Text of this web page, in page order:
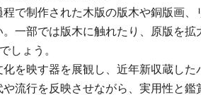
で制作された木版の版木や銅版画
一部では版木に触れたり、原版を
しょう。
を映す器を展観し、近年新収蔵し
流行を反映させながら、実用性と